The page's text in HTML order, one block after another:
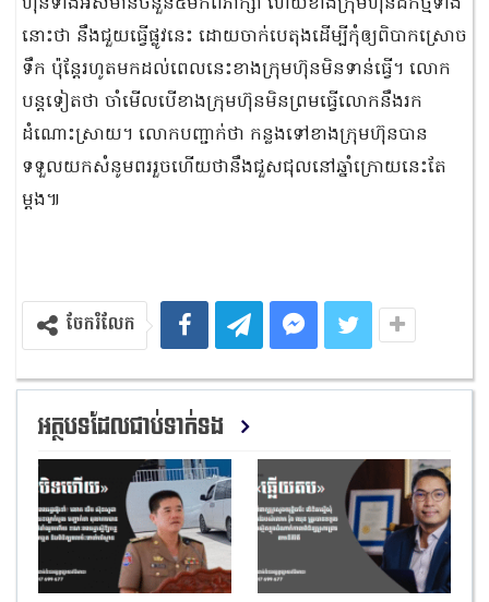
នោះថា នឹងជួយធ្វើផ្លូវនេះ ដោយចាក់បេតុងដើម្បីកុំឲ្យពិបាកស្រោច
ទឹក ប៉ុន្តែរហូតមកដល់ពេលនេះខាងក្រុមហ៊ុនមិនទាន់ធ្វើ។ លោក
បន្តទៀតថា ចាំមើលបើខាងក្រុមហ៊ុនមិនព្រមធ្វើលោកនឹងរក
ដំណោះស្រាយ។ លោកបញ្ជាក់ថា កន្លងទៅខាងក្រុមហ៊ុនបាន
ទទួលយកសំនូមពររួចហើយថានឹងជួសជុលនៅឆ្នាំក្រោយនេះតែ
ម្តង៕
ចែករំលែក
អត្ថបទដែលជាប់ទាក់ទង